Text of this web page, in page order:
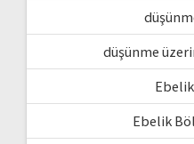
düşünme
Ebelik